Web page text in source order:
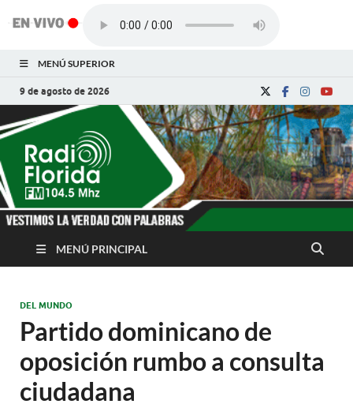
MENÚ SUPERIOR
9 de agosto de 2026
Radio Florida de
Cuba
Noticias y Actualidades de Florida, Camagüey,
MENÚ PRINCIPAL
DEL MUNDO
Partido dominicano de
oposición rumbo a consulta
ciudadana